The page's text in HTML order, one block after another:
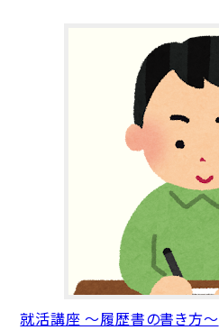
就活講座 ～履歴書の書き方～